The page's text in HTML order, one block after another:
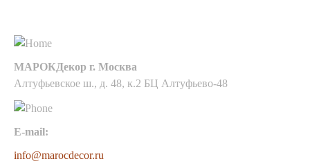
МАРОКДекор г. Москва
Алтуфьевское ш., д. 48, к.2 БЦ Алтуфьево-48
E-mail:
info@marocdecor.ru